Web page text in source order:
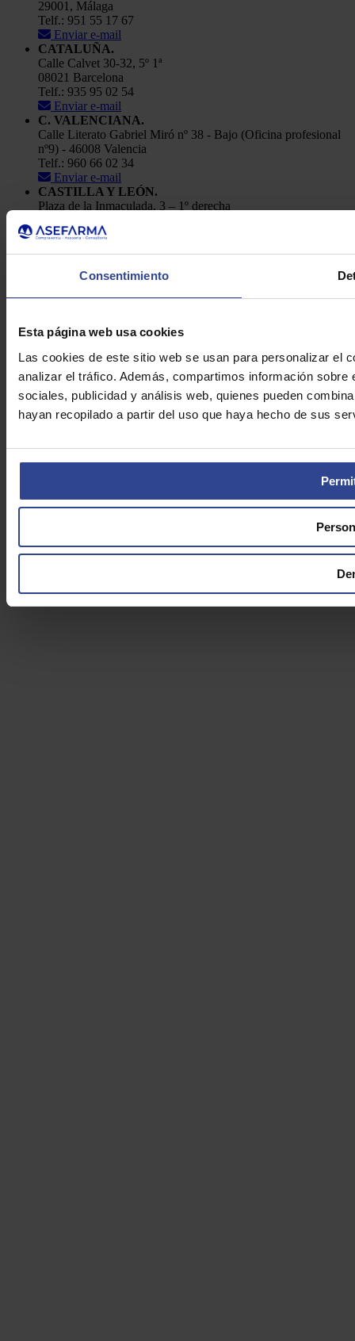
Consentimiento
Esta página web usa cookies
Las cookies de este sitio web se usan para personalizar el
analizar el tráfico. Además, compartimos información
sociales, publicidad y análisis web, quienes pueden
hayan recopilado a partir del uso que haya hecho de sus
29001, Málaga
Telf.: 951 55 17 67
Enviar e-mail
CATALUÑA.
Calle Calvet 30-32, 5º 1ª
08021 Barcelona
Telf.: 935 95 02 54
Enviar e-mail
C. VALENCIANA.
Calle Literato Gabriel Miró nº 38 - Bajo (Oficina profesional
nº9) - 46008 Valencia
Telf.: 960 66 02 34
Enviar e-mail
CASTILLA Y LEÓN.
Plaza de la Inmaculada, 3 – 1º derecha
Telf.: 91 448 84 22
Política de Privacidad